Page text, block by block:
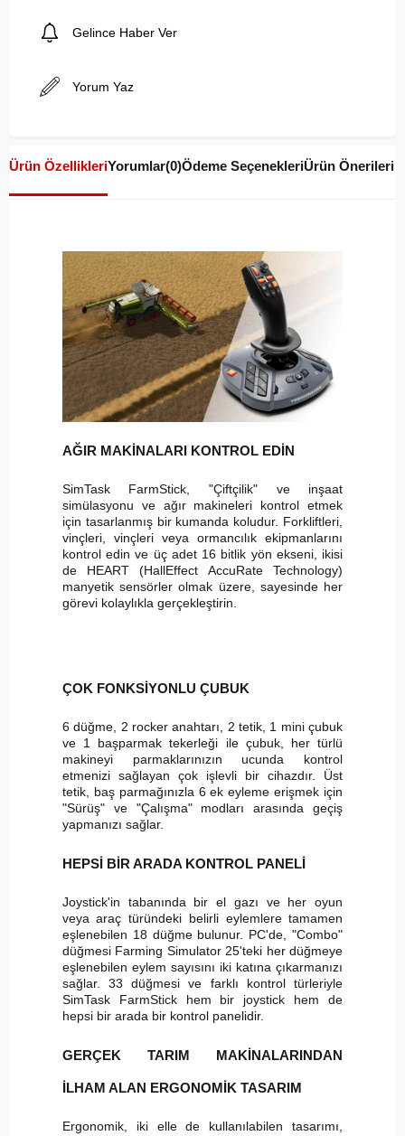
Gelince Haber Ver
Yorum Yaz
Ürün ÖzellikleriYorumlar(0)Ödeme SeçenekleriÜrün Önerileri
AĞIR MAKİNALARI KONTROL EDİN
SimTask FarmStick, "Çiftçilik" ve inşaat
simülasyonu ve ağır makineleri kontrol etmek
için tasarlanmış bir kumanda koludur. Forkliftleri,
vinçleri, vinçleri veya ormancılık ekipmanlarını
kontrol edin ve üç adet 16 bitlik yön ekseni, ikisi
de HEART (HallEffect AccuRate Technology)
manyetik sensörler olmak üzere, sayesinde her
görevi kolaylıkla gerçekleştirin.
ÇOK FONKSİYONLU ÇUBUK
6 düğme, 2 rocker anahtarı, 2 tetik, 1 mini çubuk
ve 1 başparmak tekerleği ile çubuk, her türlü
makineyi parmaklarınızın ucunda kontrol
etmenizi sağlayan çok işlevli bir cihazdır. Üst
tetik, baş parmağınızla 6 ek eyleme erişmek için
"Sürüş" ve "Çalışma" modları arasında geçiş
yapmanızı sağlar.
HEPSİ BİR ARADA KONTROL PANELİ
Joystick'in tabanında bir el gazı ve her oyun
veya araç türündeki belirli eylemlere tamamen
eşlenebilen 18 düğme bulunur. PC'de, "Combo"
düğmesi Farming Simulator 25'teki her düğmeye
eşlenebilen eylem sayısını iki katına çıkarmanızı
sağlar. 33 düğmesi ve farklı kontrol türleriyle
SimTask FarmStick hem bir joystick hem de
hepsi bir arada bir kontrol panelidir.
GERÇEK TARIM MAKİNALARINDAN
İLHAM ALAN ERGONOMİK TASARIM
Ergonomik, iki elle de kullanılabilen tasarımı,